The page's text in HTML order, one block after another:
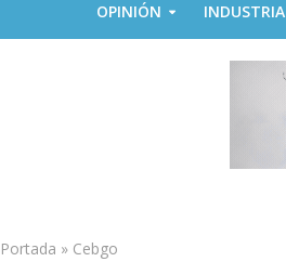
OPINIÓN INDUSTRIA
Portada » Cebgo